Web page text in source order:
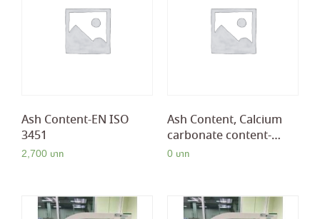
Ash Content-EN ISO
3451
2,700
Ash Content, Calcium
carbonate content-
Other method
0